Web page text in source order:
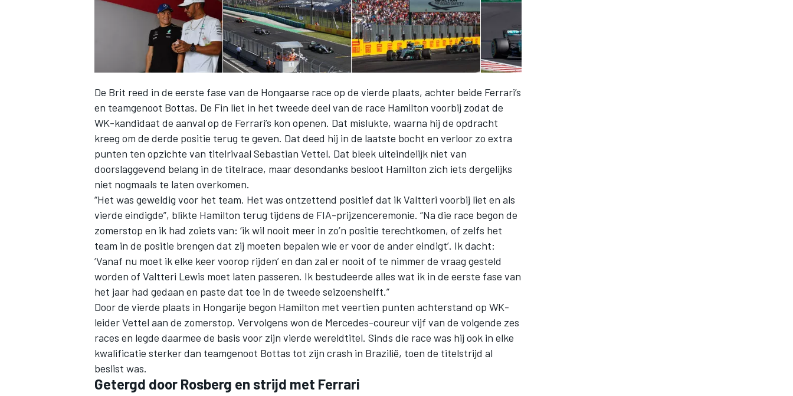
DTM
De Brit reed in de eerste fase van de Hongaarse race op de vierde plaats, achter beide Ferrari’s
en teamgenoot Bottas. De Fin liet in het tweede deel van de race Hamilton voorbij zodat de
WK-kandidaat de aanval op de Ferrari’s kon openen. Dat mislukte, waarna hij de opdracht
kreeg om de derde positie terug te geven. Dat deed hij in de laatste bocht en verloor zo extra
punten ten opzichte van titelrivaal Sebastian Vettel. Dat bleek uiteindelijk niet van
doorslaggevend belang in de titelrace, maar desondanks besloot Hamilton zich iets dergelijks
niet nogmaals te laten overkomen.
“Het was geweldig voor het team. Het was ontzettend positief dat ik Valtteri voorbij liet en als
vierde eindigde”, blikte Hamilton terug tijdens de FIA-prijzenceremonie. “Na die race begon de
zomerstop en ik had zoiets van: ‘ik wil nooit meer in zo’n positie terechtkomen, of zelfs het
team in de positie brengen dat zij moeten bepalen wie er voor de ander eindigt’. Ik dacht:
‘Vanaf nu moet ik elke keer voorop rijden’ en dan zal er nooit of te nimmer de vraag gesteld
worden of Valtteri Lewis moet laten passeren. Ik bestudeerde alles wat ik in de eerste fase van
het jaar had gedaan en paste dat toe in de tweede seizoenshelft.”
Door de vierde plaats in Hongarije begon Hamilton met veertien punten achterstand op WK-
leider Vettel aan de zomerstop. Vervolgens won de Mercedes-coureur vijf van de volgende zes
races en legde daarmee de basis voor zijn vierde wereldtitel. Sinds die race was hij ook in elke
kwalificatie sterker dan teamgenoot Bottas tot zijn crash in Brazilië, toen de titelstrijd al
beslist was.
Getergd door Rosberg en strijd met Ferrari